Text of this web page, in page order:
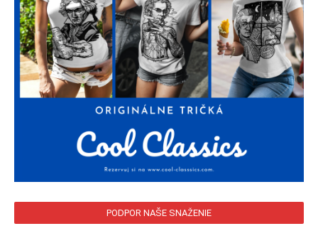
PODPOR NAŠE SNAŽENIE